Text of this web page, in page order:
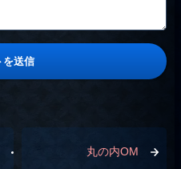
丸の内OM